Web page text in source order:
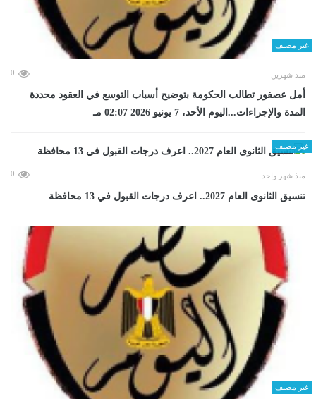
غير مصنف
منذ شهرين 0
أمل عصفور تطالب الحكومة بتوضيح أسباب التوسع في العقود محددة
المدة والإجراءات...اليوم الأحد، 7 يونيو 2026 02:07 مـ
غير مصنف
منذ شهر واحد 0
تنسيق الثانوى العام 2027.. اعرف درجات القبول في 13 محافظة
غير مصنف